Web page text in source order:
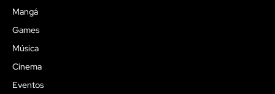
Mangá
Games
Música
Cinema
Eventos